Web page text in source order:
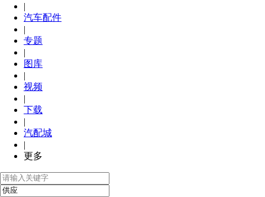
|
汽车配件
|
专题
|
图库
|
视频
|
下载
|
汽配城
|
更多